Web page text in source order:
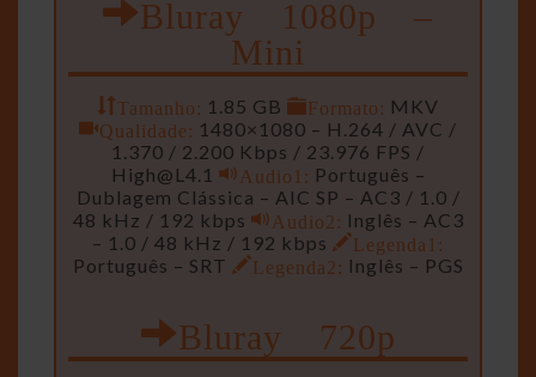
Bluray 1080p –
Mini
Tamanho: 1.85 GB Formato: MKV
Qualidade: 1480×1080 – H.264 / AVC /
1.370 / 2.200 Kbps / 23.976 FPS /
High@L4.1
Audio1: Português –
Dublagem Clássica – AIC SP – AC3 / 1.0 /
48 kHz / 192 kbps
Audio2: Inglês – AC3
– 1.0 / 48 kHz / 192 kbps
Legenda1:
Português – SRT
Legenda2: Inglês – PGS
Bluray 720p